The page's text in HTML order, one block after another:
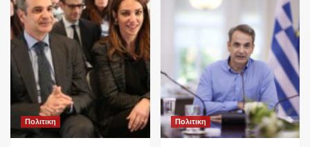
Πολιτικη Πολιτικη